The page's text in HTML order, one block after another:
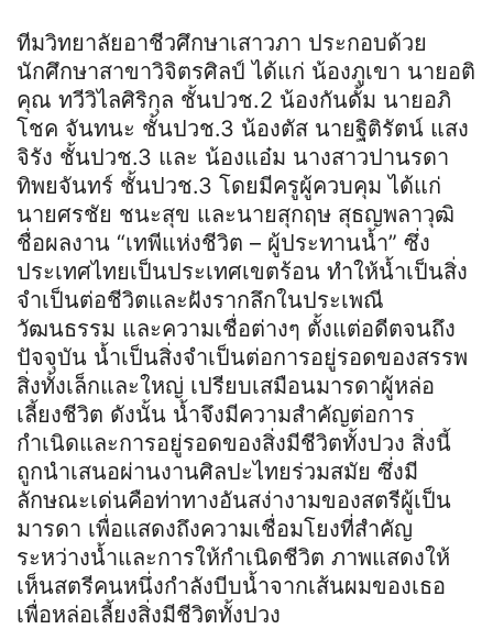
ทีมวิทยาลัยอาชีวศึกษาเสาวภา ประกอบด้วย
นักศึกษาสาขาวิจิตรศิลป์ ได้แก่ น้องภูเขา นายอติ
คุณ ทวีวิไลศิริกุล ชั้นปวช.2 น้องกันดั้ม นายอภิ
โชค จันทนะ ชั้นปวช.3 น้องตัส นายฐิติรัตน์ แสง
จิรัง ชั้นปวช.3 และ น้องแอ๋ม นางสาวปานรดา
ทิพยจันทร์ ชั้นปวช.3 โดยมีครูผู้ควบคุม ได้แก่
นายศรชัย ชนะสุข และนายสุกฤษ สุธญพลาวุฒิ
ชื่อผลงาน “เทพีแห่งชีวิต – ผู้ประทานน้ำ” ซึ่ง
ประเทศไทยเป็นประเทศเขตร้อน ทำให้น้ำเป็นสิ่ง
จำเป็นต่อชีวิตและฝังรากลึกในประเพณี
วัฒนธรรม และความเชื่อต่างๆ ตั้งแต่อดีตจนถึง
ปัจจุบัน น้ำเป็นสิ่งจำเป็นต่อการอยู่รอดของสรรพ
สิ่งทั้งเล็กและใหญ่ เปรียบเสมือนมารดาผู้หล่อ
เลี้ยงชีวิต ดังนั้น น้ำจึงมีความสำคัญต่อการ
กำเนิดและการอยู่รอดของสิ่งมีชีวิตทั้งปวง สิ่งนี้
ถูกนำเสนอผ่านงานศิลปะไทยร่วมสมัย ซึ่งมี
ลักษณะเด่นคือท่าทางอันสง่างามของสตรีผู้เป็น
มารดา เพื่อแสดงถึงความเชื่อมโยงที่สำคัญ
ระหว่างน้ำและการให้กำเนิดชีวิต ภาพแสดงให้
เห็นสตรีคนหนึ่งกำลังบีบน้ำจากเส้นผมของเธอ
เพื่อหล่อเลี้ยงสิ่งมีชีวิตทั้งปวง